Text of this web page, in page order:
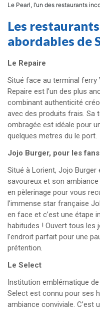
Le Pearl, l’un des restaurants
Les
abordables de
Le Repaire
Situé face au terminal ferry
Repaire est l’un des plus
combinant authenticité
avec des produits frais. Sa
ombragée est idéale pour
quelques metres du le port. ​
Jojo Burger, pour les
Situé à Lorient, Jojo
savoureux et son
en pèlerinage pour vous
l’immense star française
en face et c’est une étape
habitudes ! Ouvert tous les
l’endroit parfait pour une
prétention. ​
Le Select
Institution emblématique
Select est connu pour ses
ambiance conviviale. C’est